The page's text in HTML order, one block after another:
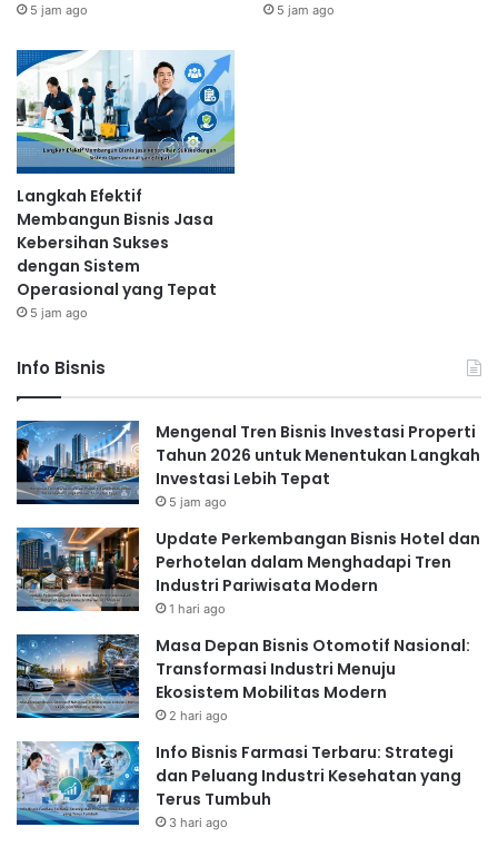
5 jam ago 5 jam ago
Langkah Efektif
Membangun Bisnis Jasa
Kebersihan Sukses
dengan Sistem
Operasional yang Tepat
5 jam ago
Info Bisnis
Mengenal Tren Bisnis Investasi Properti
Tahun 2026 untuk Menentukan Langkah
Investasi Lebih Tepat
5 jam ago
Update Perkembangan Bisnis Hotel dan
Perhotelan dalam Menghadapi Tren
Industri Pariwisata Modern
1 hari ago
Masa Depan Bisnis Otomotif Nasional:
Transformasi Industri Menuju
Ekosistem Mobilitas Modern
2 hari ago
Info Bisnis Farmasi Terbaru: Strategi
dan Peluang Industri Kesehatan yang
Terus Tumbuh
3 hari ago